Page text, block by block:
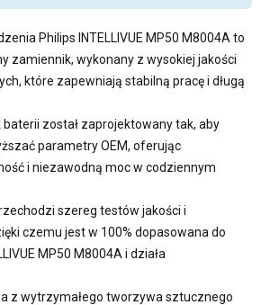
Philips INTELLIVUE MP50 M8004A to
zamiennik, wykonany z wysokiej jakości
które zapewniają stabilną pracę i długą
baterii został zaprojektowany tak, aby
parametry OEM, oferując
i niezawodną moc w codziennym
szereg testów jakości i
czemu jest w 100% dopasowana do
MP50 M8004A i działa
z wytrzymałego tworzywa sztucznego